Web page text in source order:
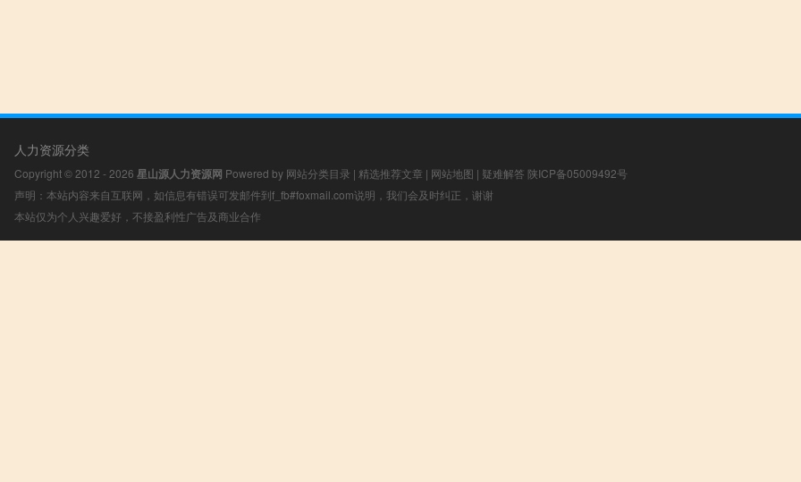
人力资源分类
Copyright © 2012 - 2026 星山源人力资源网 Powered by 网站分类目录 | 精选推荐文章 | 网站地图 | 疑难解答 陕ICP备05009492号
声明：本站内容来自互联网，如信息有错误可发邮件到f_fb#foxmail.com说明，我们会及时纠正，谢谢
本站仅为个人兴趣爱好，不接盈利性广告及商业合作